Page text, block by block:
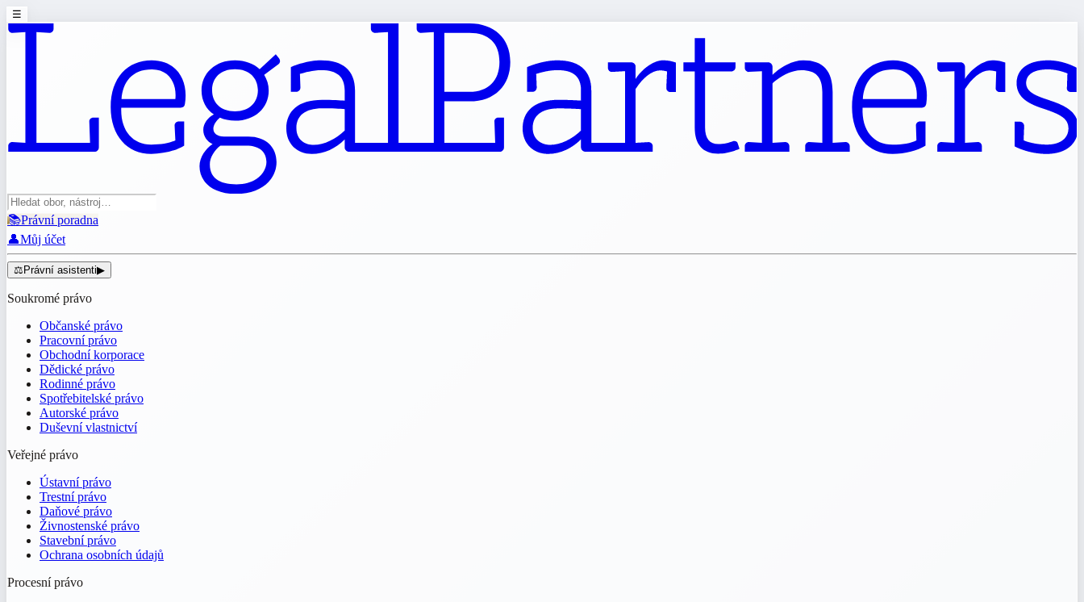
☰
📚Právní poradna
👤Můj účet
⚖️ Právní asistenti▶
Soukromé právo
Občanské právo
Pracovní právo
Obchodní korporace
Dědické právo
Rodinné právo
Spotřebitelské právo
Autorské právo
Duševní vlastnictví
Veřejné právo
Ústavní právo
Trestní právo
Daňové právo
Živnostenské právo
Stavební právo
Ochrana osobních údajů
Procesní právo